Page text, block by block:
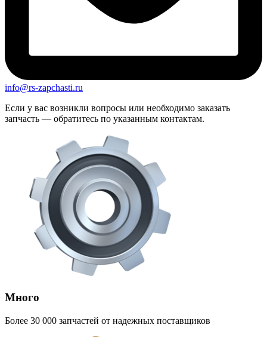
info@rs-zapchasti.ru
Если у вас возникли вопросы или необходимо заказать
запчасть — обратитесь по указанным контактам.
Много
Более 30 000 запчастей от надежных поставщиков